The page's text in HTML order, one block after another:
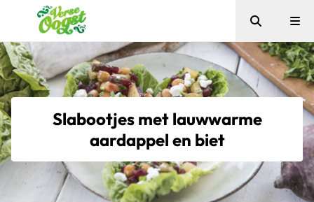
Verse Oogst
Zoeken
Slabootjes met lauwwarme
aardappel en biet